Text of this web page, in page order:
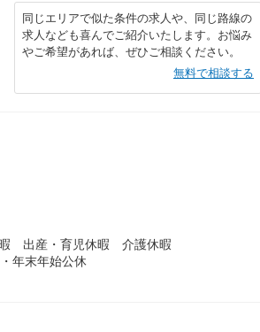
同じエリアで似た条件の求人や、同じ路線の
求人なども喜んでご紹介いたします。お悩み
やご希望があれば、ぜひご相談ください。
無料で相談する
出産・育児休暇 介護休暇
年末年始公休